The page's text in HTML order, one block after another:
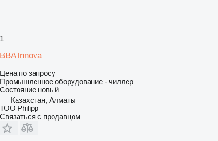
1
BBA lnnova
Цена по запросу
Промышленное оборудование - чиллер
Состояние новый
Казахстан, Алматы
ТОО Philipp
Связаться с продавцом